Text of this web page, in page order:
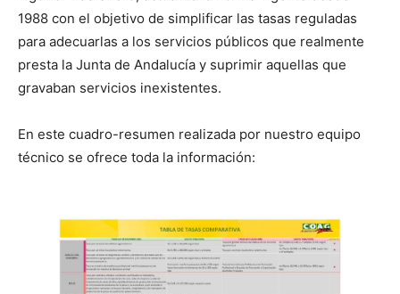
1988 con el objetivo de simplificar las tasas reguladas
para adecuarlas a los servicios públicos que realmente
presta la Junta de Andalucía y suprimir aquellas que
gravaban servicios inexistentes.
En este cuadro-resumen realizada por nuestro equipo
técnico se ofrece toda la información: